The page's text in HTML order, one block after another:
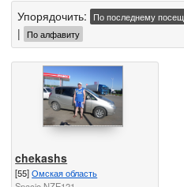
Упорядочить: По последнему
| По алфавиту
chekashs
[55]Омская область